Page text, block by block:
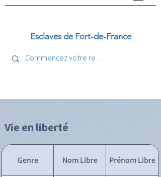
Esclaves de Fort-de-France
Vie en liberté
Genre Nom Libre Prénom Libre